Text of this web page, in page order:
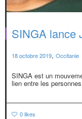
SINGA lance
18 octobre 2019, Occitanie
SINGA est un
lien entre les
0likes